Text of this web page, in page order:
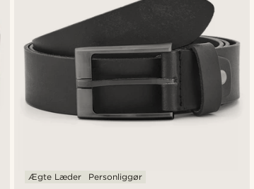
Ægte Læder Personliggør